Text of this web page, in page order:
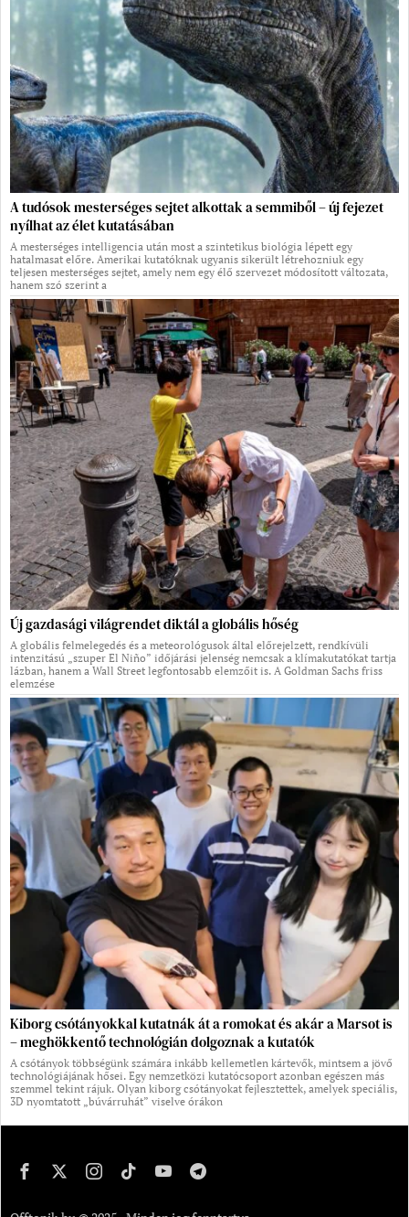
A tudósok mesterséges sejtet alkottak a semmiből – új fejezet
nyílhat az élet kutatásában
A mesterséges intelligencia után most a szintetikus biológia lépett egy
hatalmasat előre. Amerikai kutatóknak ugyanis sikerült létrehozniuk egy
teljesen mesterséges sejtet, amely nem egy élő szervezet módosított változata,
hanem szó szerint a
Új gazdasági világrendet diktál a globális hőség
A globális felmelegedés és a meteorológusok által előrejelzett, rendkívüli
intenzitású „szuper El Niño” időjárási jelenség nemcsak a klímakutatókat tartja
lázban, hanem a Wall Street legfontosabb elemzőit is. A Goldman Sachs friss
elemzése
Kiborg csótányokkal kutatnák át a romokat és akár a Marsot is
– meghökkentő technológián dolgoznak a kutatók
A csótányok többségünk számára inkább kellemetlen kártevők, mintsem a jövő
technológiájának hősei. Egy nemzetközi kutatócsoport azonban egészen más
szemmel tekint rájuk. Olyan kiborg csótányokat fejlesztettek, amelyek speciális,
3D nyomtatott „búvárruhát” viselve órákon